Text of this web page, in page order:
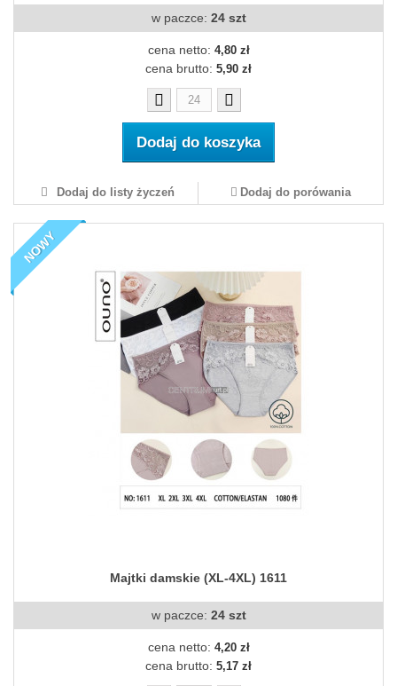
w paczce: 24 szt
cena netto: 4,80 zł
cena brutto: 5,90 zł
Dodaj do koszyka
Dodaj do listy życzeń Dodaj do porówania
NOWY
Majtki damskie (XL-4XL) 1611
w paczce: 24 szt
cena netto: 4,20 zł
cena brutto: 5,17 zł